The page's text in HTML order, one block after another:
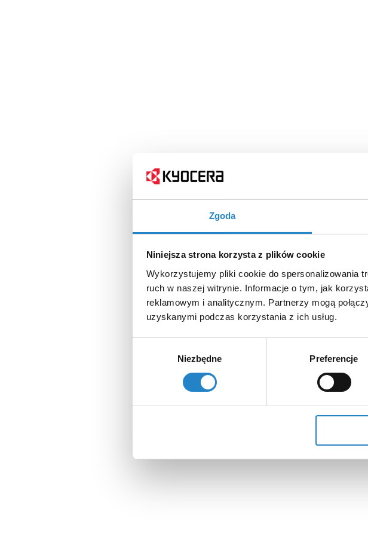
Zgoda
Niniejsza strona korzysta z plików cookie
Wykorzystujemy pliki cookie do spersonalizowania
ruch w naszej witrynie. Informacje o tym, jak
reklamowym i analitycznym. Partnerzy mogą
uzyskanymi podczas korzystania z ich usług.
Niezbędne Preferencje